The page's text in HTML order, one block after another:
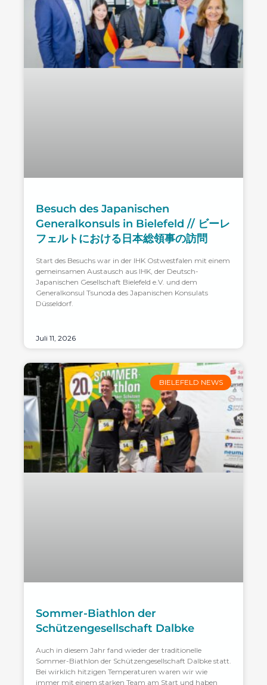
Besuch des Japanischen
Generalkonsuls in Bielefeld // ビーレ
フェルトにおける日本総領事の訪問
Start des Besuchs war in der IHK Ostwestfalen mit einem
gemeinsamen Austausch aus IHK, der Deutsch-
Japanischen Gesellschaft Bielefeld e.V. und dem
Generalkonsul Tsunoda des Japanischen Konsulats
Düsseldorf.
Juli 11, 2026
BIELEFELD NEWS
Sommer-Biathlon der
Schützengesellschaft Dalbke
Auch in diesem Jahr fand wieder der traditionelle
Sommer-Biathlon der Schützengesellschaft Dalbke statt.
Bei wirklich hitzigen Temperaturen waren wir wie
immer mit einem starken Team am Start und haben